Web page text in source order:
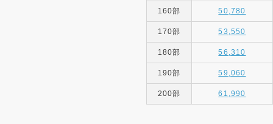
160部 50,780
170部 53,550
180部 56,310
190部 59,060
200部 61,990